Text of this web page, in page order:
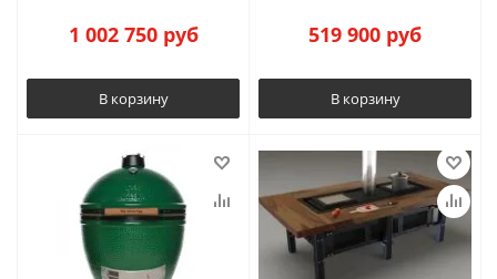
1 002 750руб
В корзину
519 900 руб
В корзину